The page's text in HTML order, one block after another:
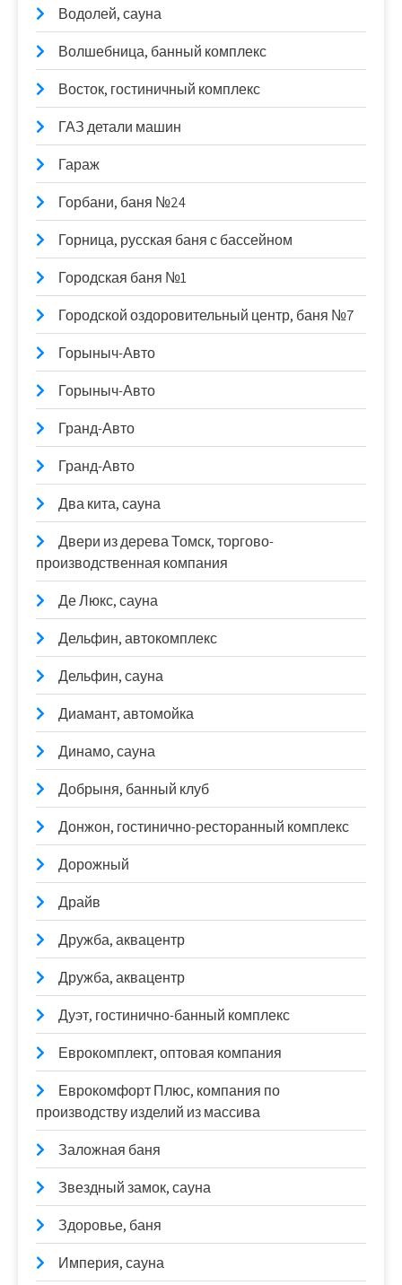
Водолей, сауна
Волшебница, банный комплекс
Восток, гостиничный комплекс
ГАЗ детали машин
Гараж
Горбани, баня №24
Горница, русская баня с бассейном
Городская баня №1
Городской оздоровительный центр, баня №7
Горыныч-Авто
Горыныч-Авто
Гранд-Авто
Гранд-Авто
Два кита, сауна
Двери из дерева Томск, торгово-
производственная компания
Де Люкс, сауна
Дельфин, автокомплекс
Дельфин, сауна
Диамант, автомойка
Динамо, сауна
Добрыня, банный клуб
Донжон, гостинично-ресторанный комплекс
Дорожный
Драйв
Дружба, аквацентр
Дружба, аквацентр
Дуэт, гостинично-банный комплекс
Еврокомплект, оптовая компания
Еврокомфорт Плюс, компания по
производству изделий из массива
Заложная баня
Звездный замок, сауна
Здоровье, баня
Империя, сауна